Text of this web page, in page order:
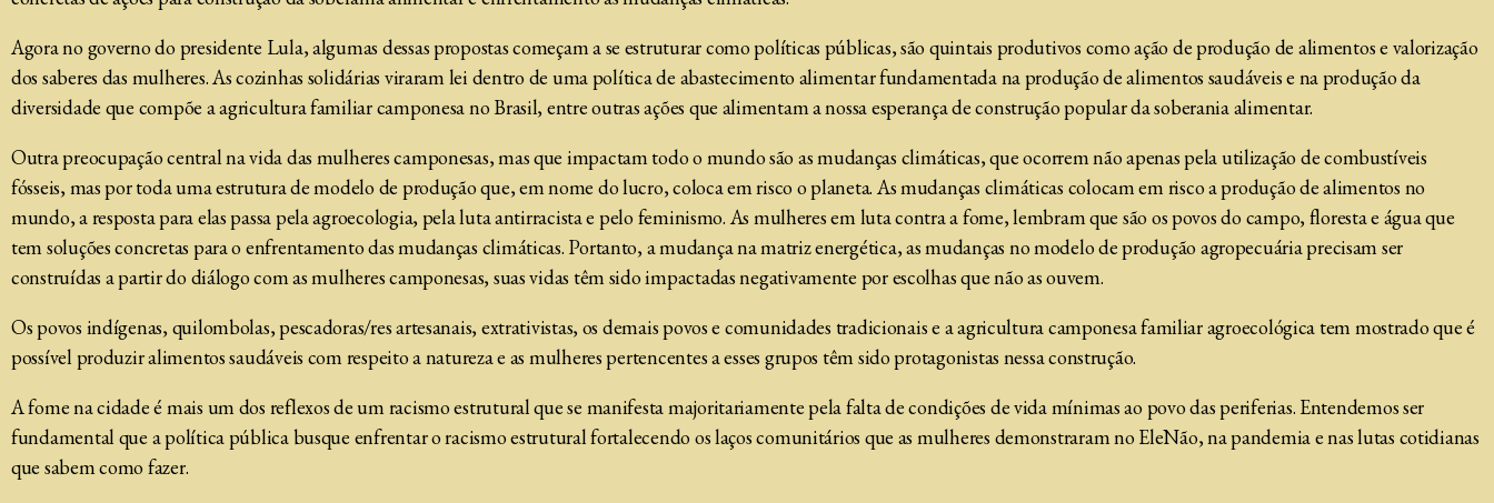
Agora no governo do presidente Lula, algumas dessas propostas começam a se estruturar como políticas públicas, são quintais produtivos como ação de produção de alimentos e valorização
dos saberes das mulheres. As cozinhas solidárias viraram lei dentro de uma política de abastecimento alimentar fundamentada na produção de alimentos saudáveis e na produção da
diversidade que compõe a agricultura familiar camponesa no Brasil, entre outras ações que alimentam a nossa esperança de construção popular da soberania alimentar.
Outra preocupação central na vida das mulheres camponesas, mas que impactam todo o mundo são as mudanças climáticas, que ocorrem não apenas pela utilização de combustíveis
fósseis, mas por toda uma estrutura de modelo de produção que, em nome do lucro, coloca em risco o planeta. As mudanças climáticas colocam em risco a produção de alimentos no
mundo, a resposta para elas passa pela agroecologia, pela luta antirracista e pelo feminismo. As mulheres em luta contra a fome, lembram que são os povos do campo, floresta e água que
tem soluções concretas para o enfrentamento das mudanças climáticas. Portanto, a mudança na matriz energética, as mudanças no modelo de produção agropecuária precisam ser
construídas a partir do diálogo com as mulheres camponesas, suas vidas têm sido impactadas negativamente por escolhas que não as ouvem.
Os povos indígenas, quilombolas, pescadoras/res artesanais, extrativistas, os demais povos e comunidades tradicionais e a agricultura camponesa familiar agroecológica tem mostrado que é
possível produzir alimentos saudáveis com respeito a natureza e as mulheres pertencentes a esses grupos têm sido protagonistas nessa construção.
A fome na cidade é mais um dos reflexos de um racismo estrutural que se manifesta majoritariamente pela falta de condições de vida mínimas ao povo das periferias. Entendemos ser
fundamental que a política pública busque enfrentar o racismo estrutural fortalecendo os laços comunitários que as mulheres demonstraram no EleNão, na pandemia e nas lutas cotidianas
que sabem como fazer.